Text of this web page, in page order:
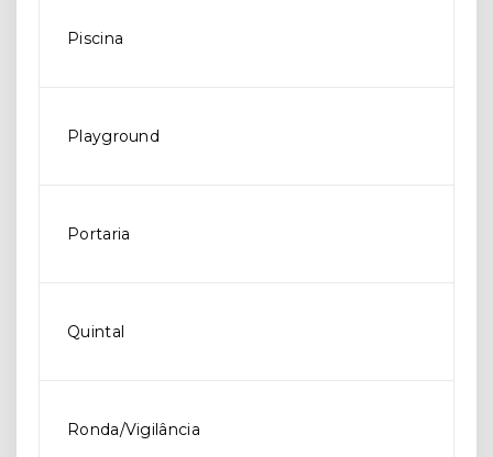
Piscina
Playground
Portaria
Quintal
Ronda/Vigilância